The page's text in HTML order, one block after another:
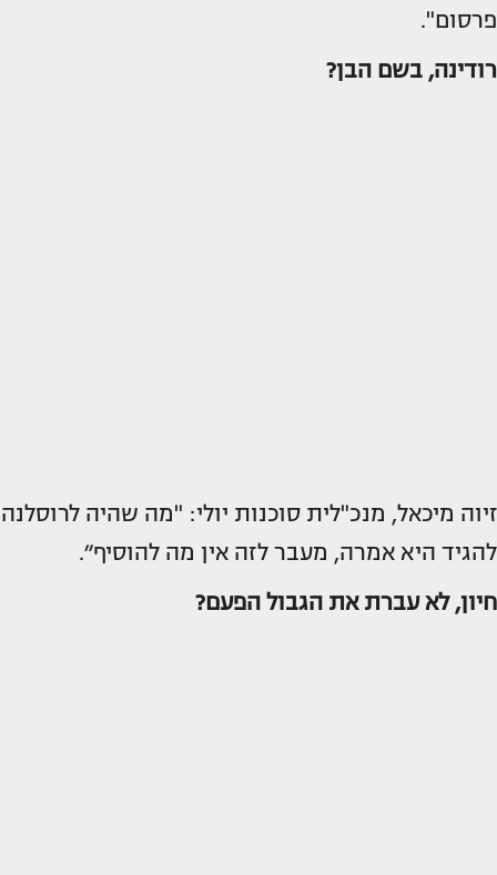
פרסום".
רודינה, בשם הבן?
זיוה מיכאל, מנכ"לית סוכנות יולי: "מה שהיה לרוסלנה
להגיד היא אמרה, מעבר לזה אין מה להוסיף״.
חיון, לא עברת את הגבול הפעם?